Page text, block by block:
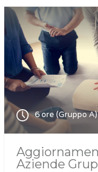
6 ore (Gruppo
Aziende